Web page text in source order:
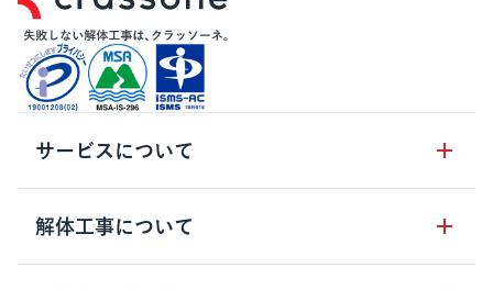
サービスについて
サービスの流れ
サービスのメリット
解体工事について